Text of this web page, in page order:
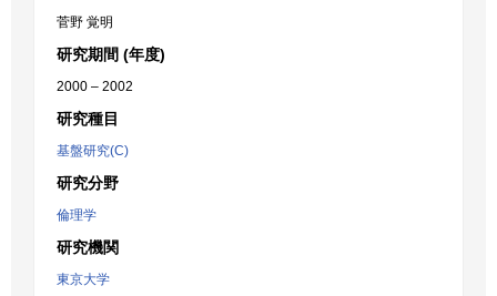
菅野 覚明
研究期間 (年度)
2000 – 2002
研究種目
基盤研究(C)
研究分野
倫理学
研究機関
東京大学